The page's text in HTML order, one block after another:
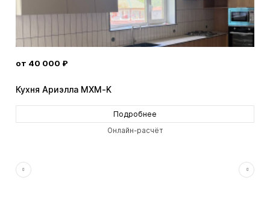
от 40 000 ₽
Кухня Ариэлла MXM-K
Подробнее
Онлайн-расчёт